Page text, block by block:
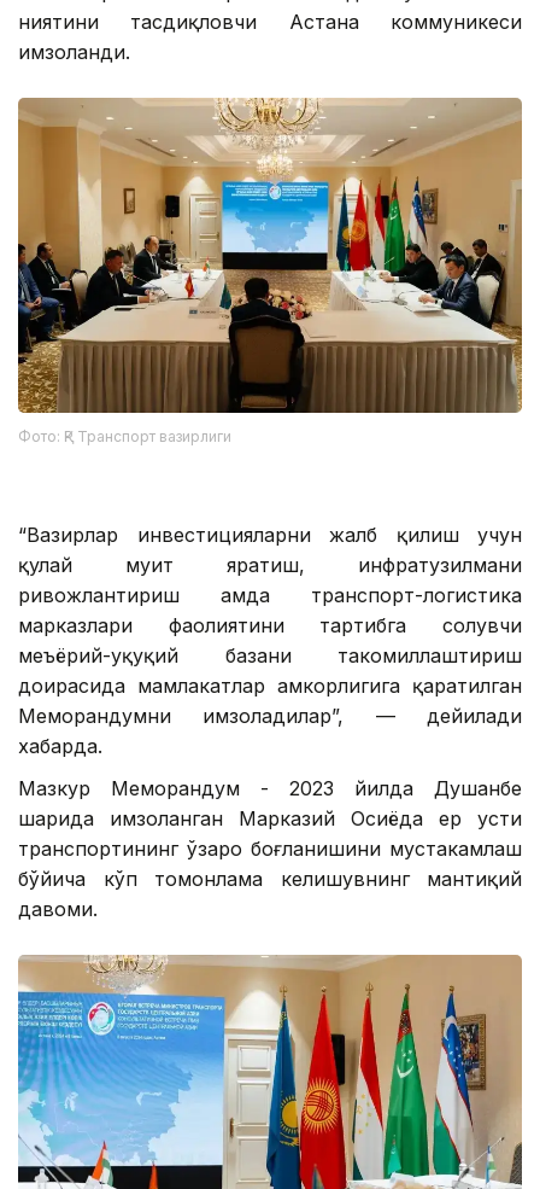
ниятини тасдиқловчи Астана коммуникеси
имзоланди.
Фото: ҚР Транспорт вазирлиги
“Вазирлар инвестицияларни жалб қилиш учун
қулай муҳит яратиш, инфратузилмани
ривожлантириш ҳамда транспорт-логистика
марказлари фаолиятини тартибга солувчи
меъёрий-ҳуқуқий базани такомиллаштириш
доирасида мамлакатлар ҳамкорлигига қаратилган
Меморандумни имзоладилар”, — дейилади
хабарда.
Мазкур Меморандум - 2023 йилда Душанбе
шаҳрида имзоланган Марказий Осиёда ер усти
транспортининг ўзаро боғланишини мустаҳкамлаш
бўйича кўп томонлама келишувнинг мантиқий
давоми.